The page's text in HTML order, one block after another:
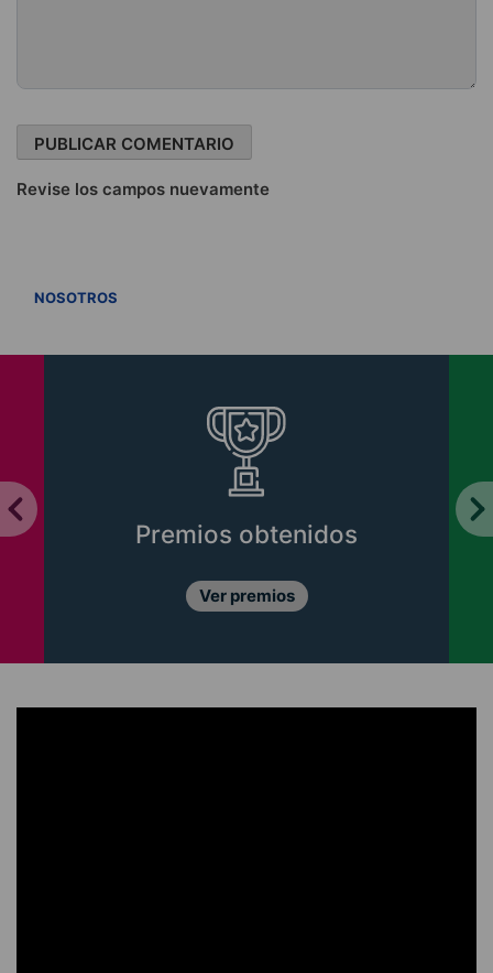
Revise los campos nuevamente
NOSOTROS
Premios obtenidos
Ver premios